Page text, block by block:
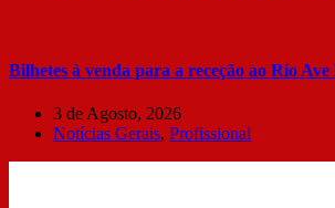
Bilhetes à venda para a receção ao Rio Ave
3 de Agosto, 2026
Notícias Gerais, Profissional